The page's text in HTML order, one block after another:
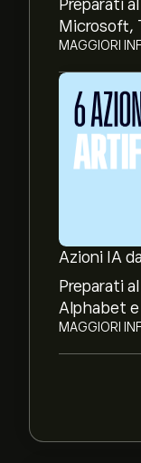
Preparati
Microsoft,
MAGGIORI
Azioni IA
Preparati
Alphabet e
MAGGIORI
Il prezzo
Il target
previsioni
Gli analisti
rapporti
dei prezzi.